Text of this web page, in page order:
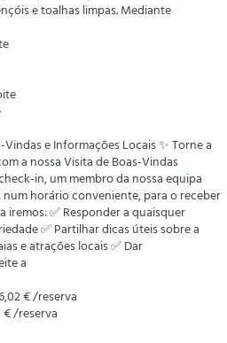
e toalhas limpas. Mediante
Vindas e Informações Locais ✨ Torne a
a nossa Visita de Boas-Vindas
in, um membro da nossa equipa
horário conveniente, para o receber
iremos: ✅ Responder a quaisquer
✅ Partilhar dicas úteis sobre a
e atrações locais ✅ Dar
a
€ /reserva
€ /reserva